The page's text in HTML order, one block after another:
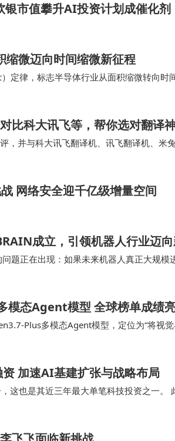
市值攀升AI投资计划成催化剂
缩微迈向时间缩微新征程
定律，标志半导体行业从面积缩微转向时
同优化突破极限。核心技术LogicFol…
比科大讯飞等，帮你选对翻译
，并与科大讯飞翻译机、讯飞翻译机、米
飞翻译机的功能也很强大，但其离线翻
网络安全迎千亿级增量空间
成立，引领机器人行业迈
题正在出现：如果未来机器人真正大规模
AIROBO 创始人兼董事长先越…
模态Agent模型 全球榜单成绩
Plus多模态Agent模型，定位为“将视
能…
加速AI基建扩张与战略布局
这也是其近三年最大单笔科技投资之一。
元债券发售，为人工智能…